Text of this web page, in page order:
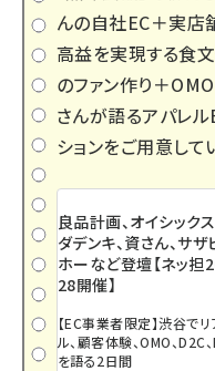
んの自社EC＋実店
高益を実現する食文
のファン作り＋
さんが語るアパレ
ションをご用意して
良品計画、オイシックス
ダデンキ、資さん、サザ
ホーなど登壇【ネッ
28開催】
【EC事業者限定】渋谷で
ル、顧客体験、OMO、
を語る2日間